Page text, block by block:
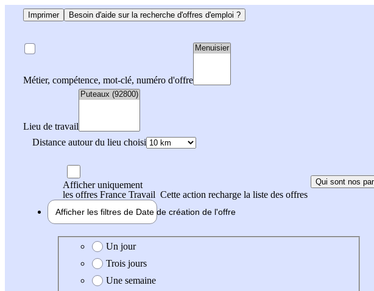
Imprimer Besoin d'aide sur la recherche d'offres d'emploi ?
Métier, compétence, mot-clé, numéro d'offre
Lieu de travail
Distance autour du lieu choisi
Afficher uniquement
les offres France Travail Cette action recharge la liste des offres
Qui sont nos
Afficher les filtres de Date de création de l'offre
Date de création de l'offre
Un jour
Trois jours
Une semaine